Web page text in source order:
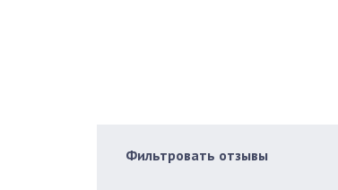
Фильтровать отзывы